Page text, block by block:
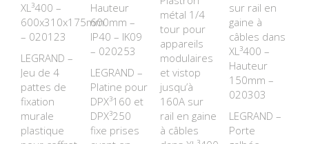
XL³400 –
600x310x175mm
– 020123
LEGRAND –
Jeu de 4
pattes de
fixation
murale
plastique
Hauteur
600mm –
IP40 – IK09
– 020253
LEGRAND –
Platine pour
DPX³160 et
DPX³250
fixe prises
métal 1/4
tour pour
appareils
modulaires
et vistop
jusqu’à
160A sur
rail en gaine
à câbles
sur rail en
gaine à
câbles dans
XL³400 –
Hauteur
150mm –
020303
LEGRAND –
Porte